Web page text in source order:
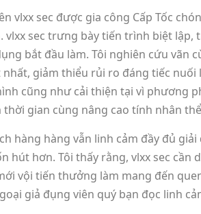
vlxx sec được gia công Cấp Tốc
vlxx sec trưng bày tiến trình biệt
bắt đầu làm. Tôi nghiên cứu
giảm thiểu rủi ro đáng tiếc
cũng như cải thiện tại vì phương
gian cùng nâng cao tính nhân
hàng hàng vẫn linh cảm đầy đủ
hút hơn. Tôi thấy rằng, vlxx sec
vội tiến thưởng làm mang đến
giả đụng viên quý bạn đọc linh